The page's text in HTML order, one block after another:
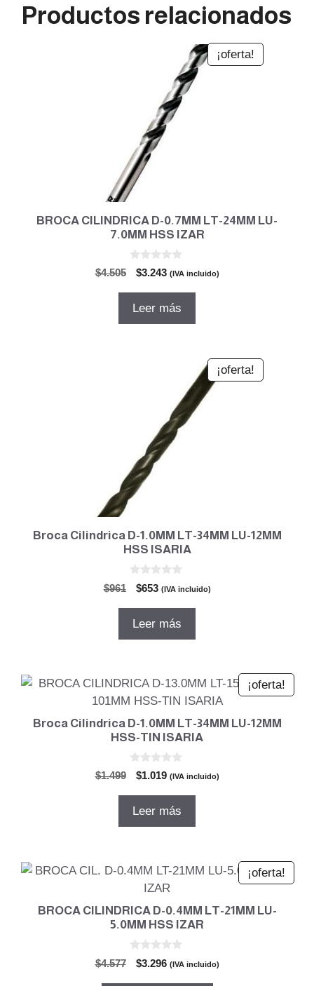
Productos relacionados
¡oferta!
BROCA CILINDRICA D-0.7MM LT-24MM LU-
7.0MM HSS IZAR
$4.505
El
original
$3.243El
actual
(IVA incluido)
Leer más
¡oferta!
Broca Cilindrica D-1.0MM LT-34MM LU-12MM
HSS ISARIA
$961
El
original
$653El
actual
(IVA incluido)
Leer más
¡oferta!
Broca Cilindrica D-1.0MM LT-34MM LU-12MM
HSS-TIN ISARIA
$1.499
El
original
$1.019El
actual
(IVA incluido)
Leer más
¡oferta!
BROCA CILINDRICA D-0.4MM LT-21MM LU-
5.0MM HSS IZAR
$4.577
El
$3.296El(IVA incluido)